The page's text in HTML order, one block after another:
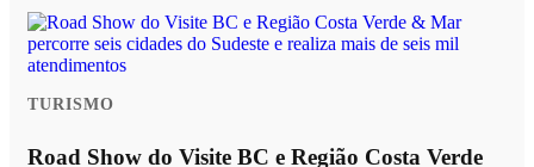
TURISMO
Road Show do Visite BC e Região Costa Verde